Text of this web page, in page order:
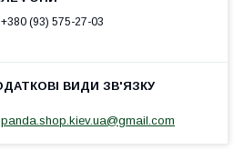
+380 (93) 575-27-03
panda.shop.kiev.ua@gmail.com